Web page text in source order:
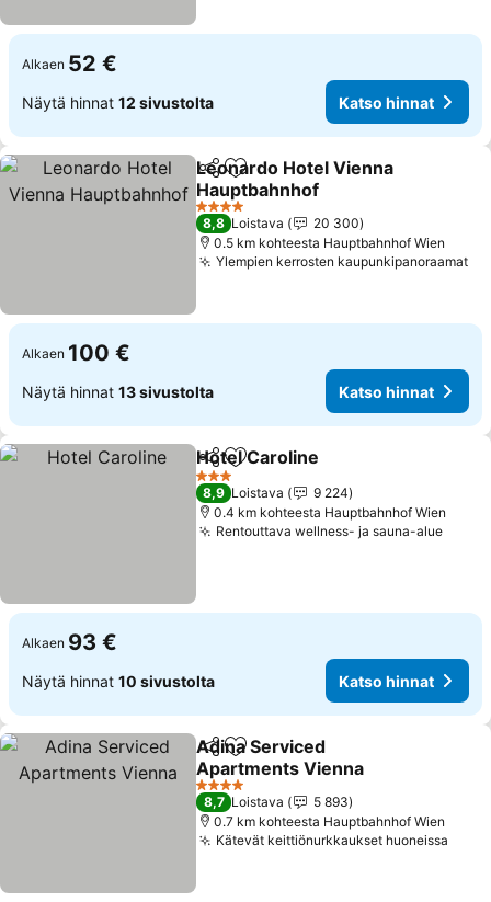
Alkaen 52 €
Näytä hinnat 12 sivustolta Katso hinnat
Jaa Lisää suosikkeihin
Leonardo Hotel Vienna
Hauptbahnhof
Katso hinnat
4 Tähtiluokitus
8,8 Loistava
20 300
0.5 km kohteesta Hauptbahnhof Wien
Ylempien kerrosten kaupunkipanoraamat
Alkaen 100 €
Näytä hinnat 13 sivustolta Katso hinnat
Jaa Lisää suosikkeihin
Hotel Caroline
3 Tähtiluokitus
8,9 Loistava
9 224
0.4 km kohteesta Hauptbahnhof Wien
Rentouttava wellness- ja sauna-alue
Alkaen 93 €
Näytä hinnat 10 sivustolta Katso hinnat
Jaa Lisää suosikkeihin
Adina Serviced
Apartments Vienna
Katso hinnat
4 Tähtiluokitus
8,7 Loistava
5 893
0.7 km kohteesta Hauptbahnhof Wien
Kätevät keittiönurkkaukset huoneissa